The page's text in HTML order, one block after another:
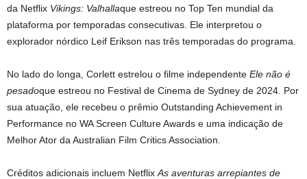
da Netflix Vikings: Valhallaque estreou no Top Ten mundial da
plataforma por temporadas consecutivas. Ele interpretou o
explorador nórdico Leif Erikson nas três temporadas do programa.
No lado do longa, Corlett estrelou o filme independente Ele não é
pesadoque estreou no Festival de Cinema de Sydney de 2024. Por
sua atuação, ele recebeu o prêmio Outstanding Achievement in
Performance no WA Screen Culture Awards e uma indicação de
Melhor Ator da Australian Film Critics Association.
Créditos adicionais incluem Netflix As aventuras arrepiantes de